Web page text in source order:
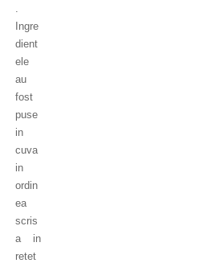
Ingre
dient
ele
au
fost
puse
in
cuva
in
ordin
ea
scris
a in
retet